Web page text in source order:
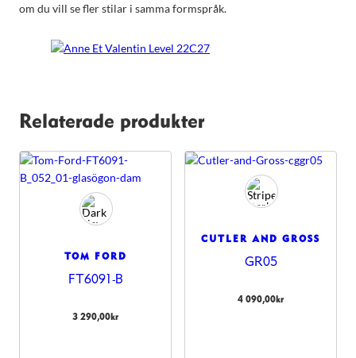
om du vill se fler stilar i samma formspråk.
Relaterade produkter
TOM FORD
FT6091-B
3 290,00kr
CUTLER AND GROSS
GR05
4 090,00kr